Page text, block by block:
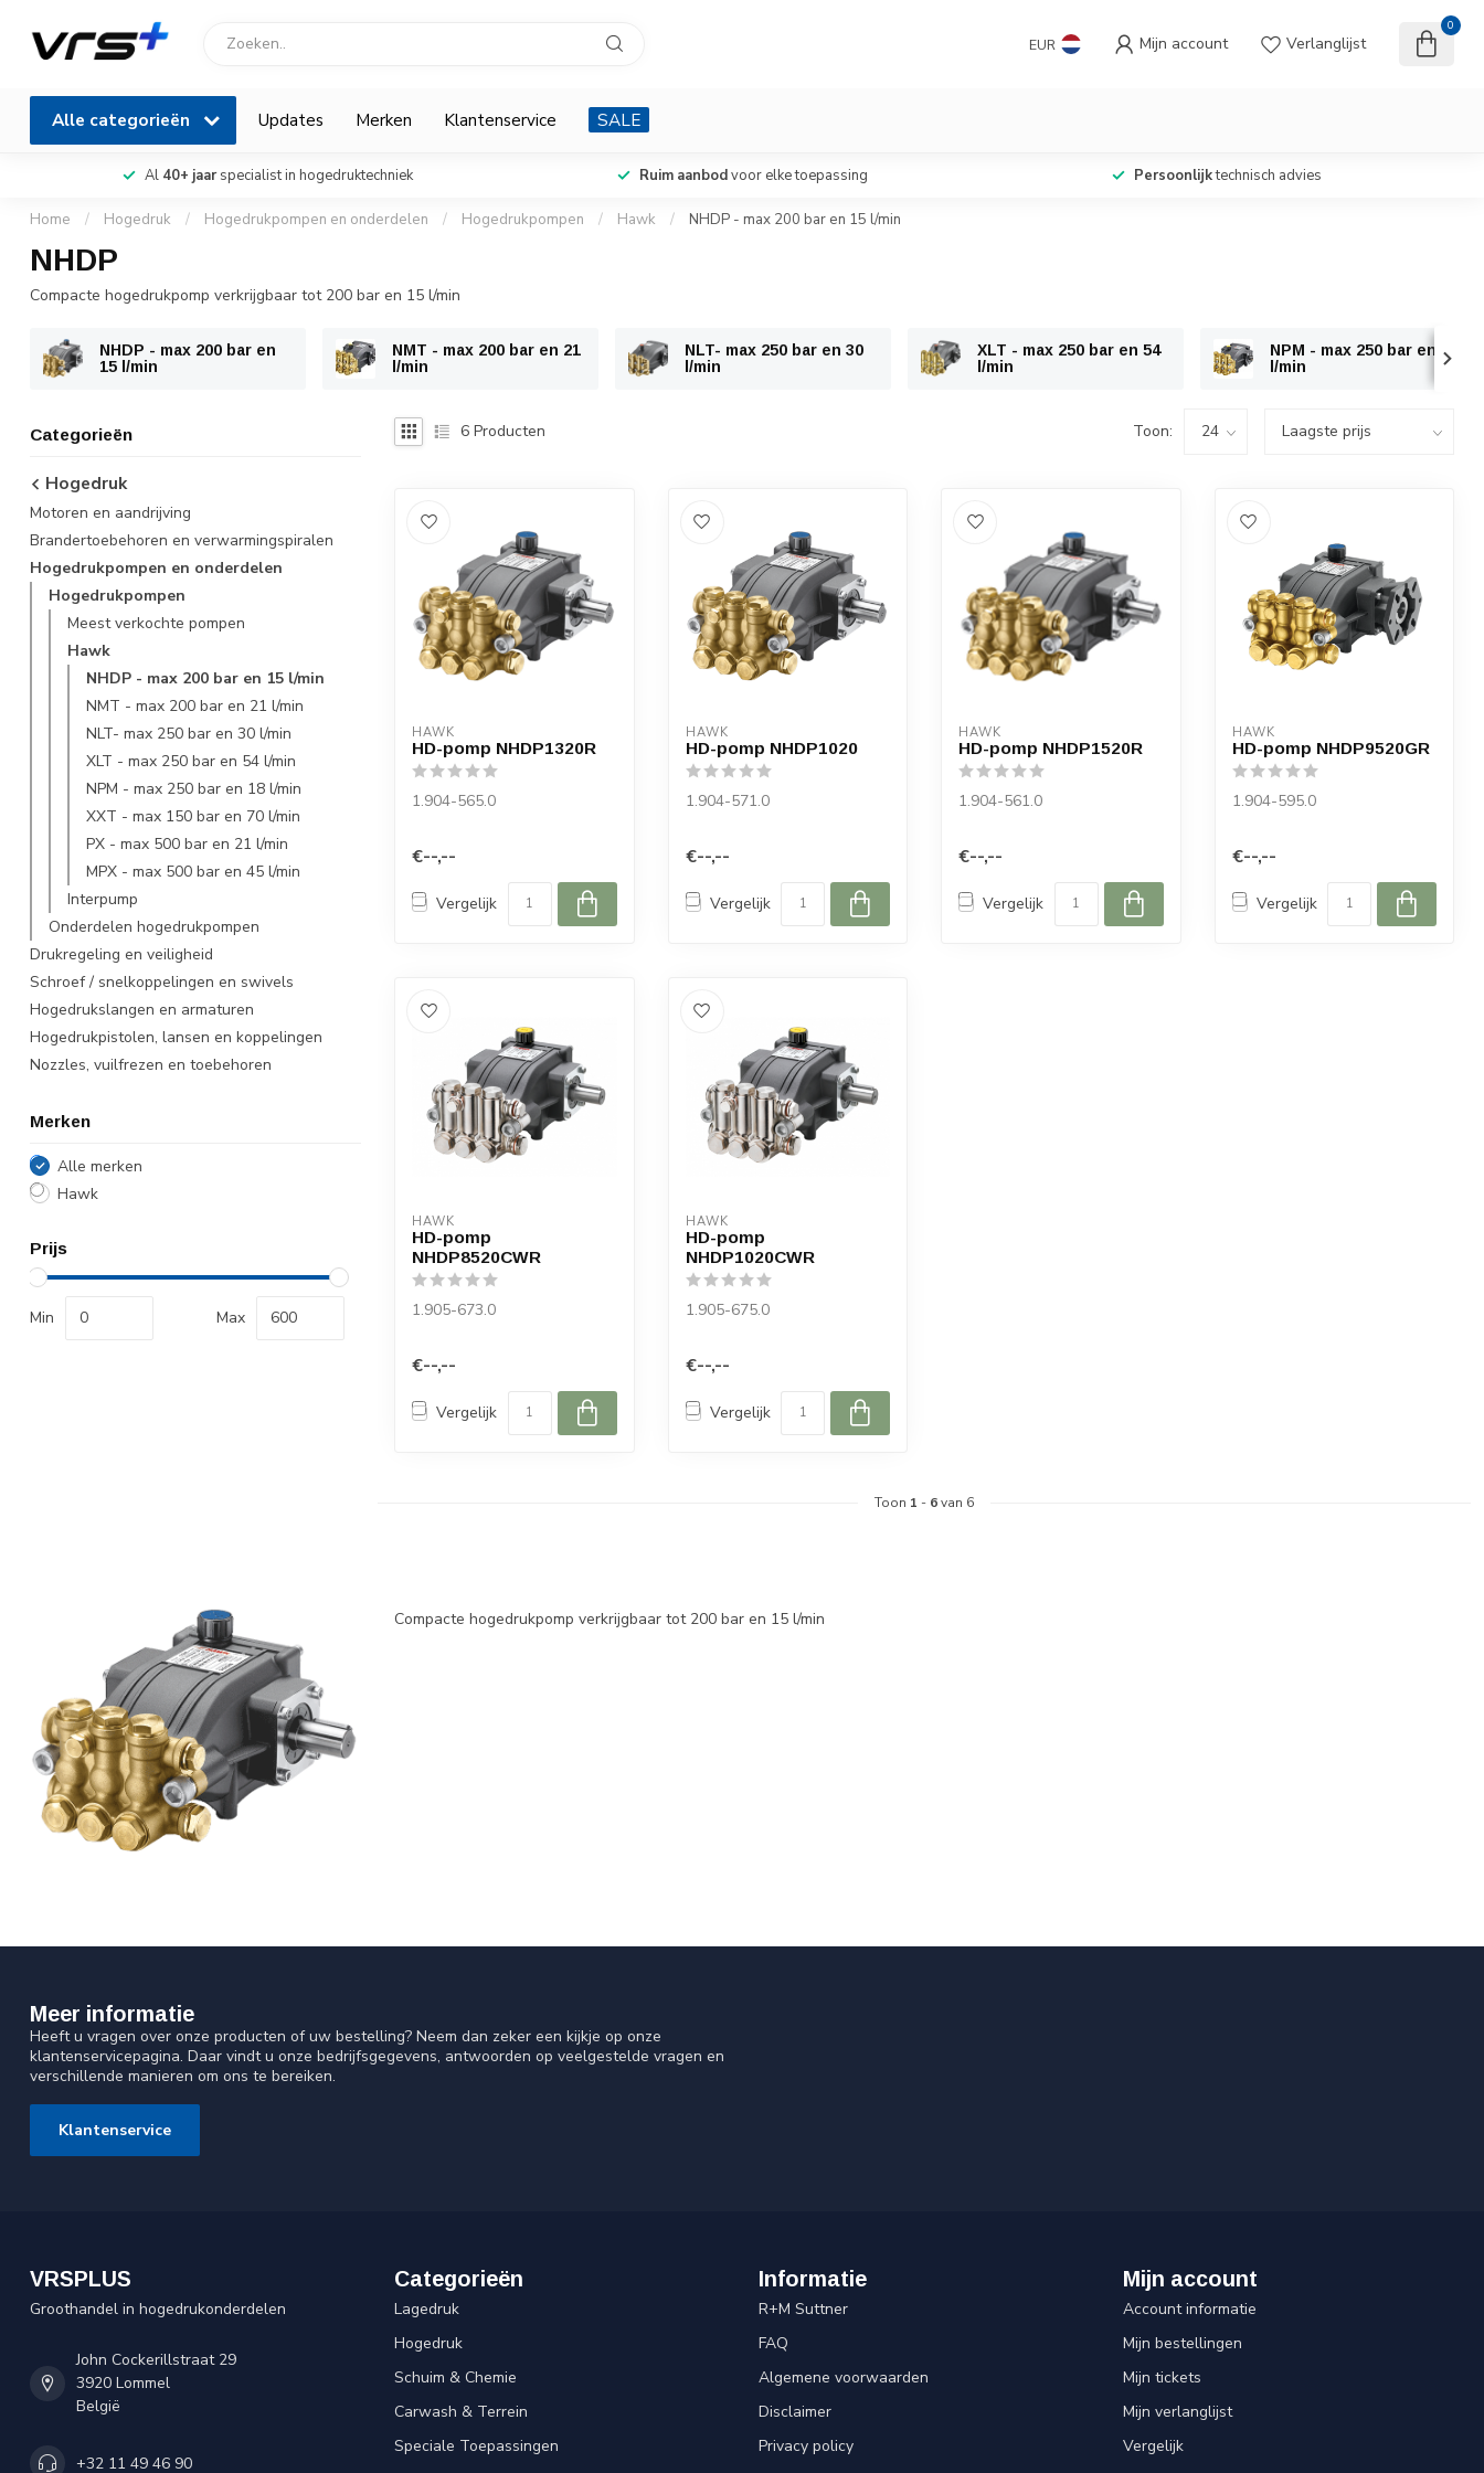
EUR Mijn account Verlanglijst
0
Alle categorieën Updates Merken Klantenservice SALE
Al 40+ jaarspecialist in hogedruktechniek Ruim aanbodvoor elke toepassing Persoonlijktechnisch advies
Home / Hogedruk / Hogedrukpompen en onderdelen / Hogedrukpompen / Hawk / NHDP - max 200 bar en 15 l/min
NHDP
Compacte hogedrukpomp verkrijgbaar tot 200 bar en 15 l/min
NHDP - max 200 bar en
15 l/min
NMT - max 200 bar en 21
l/min
NLT- max 250 bar en 30
l/min
XLT - max 250 bar en 54
l/min
NPM - max 250 bar en 18
l/min
Categorieën
Hogedruk
Motoren en aandrijving
Brandertoebehoren en verwarmingspiralen
Hogedrukpompen en onderdelen
Hogedrukpompen
Meest verkochte pompen
Hawk
NHDP - max 200 bar en 15 l/min
NMT - max 200 bar en 21 l/min
NLT- max 250 bar en 30 l/min
XLT - max 250 bar en 54 l/min
NPM - max 250 bar en 18 l/min
XXT - max 150 bar en 70 l/min
PX - max 500 bar en 21 l/min
MPX - max 500 bar en 45 l/min
Interpump
Onderdelen hogedrukpompen
Drukregeling en veiligheid
Schroef / snelkoppelingen en swivels
Hogedrukslangen en armaturen
Hogedrukpistolen, lansen en koppelingen
Nozzles, vuilfrezen en toebehoren
Merken
Alle merken
Hawk
Prijs
Min Max
6 Producten Toon:
HAWK
HD-pomp NHDP1320R
1.904-565.0
€--,--
Vergelijk
HAWK
HD-pomp NHDP1020
1.904-571.0
€--,--
Vergelijk
HAWK
HD-pomp NHDP1520R
1.904-561.0
€--,--
Vergelijk
HAWK
HD-pomp NHDP9520GR
1.904-595.0
€--,--
Vergelijk
HAWK
HD-pomp
NHDP8520CWR
1.905-673.0
€--,--
Vergelijk
HAWK
HD-pomp
NHDP1020CWR
1.905-675.0
€--,--
Vergelijk
Toon 1 - 6van 6
Compacte hogedrukpomp verkrijgbaar tot 200 bar en 15 l/min
Meer informatie
Heeft u vragen over onze producten of uw bestelling? Neem dan zeker een kijkje op onze
klantenservicepagina. Daar vindt u onze bedrijfsgegevens, antwoorden op veelgestelde vragen en
verschillende manieren om ons te bereiken.
Klantenservice
VRSPLUS
Groothandel in hogedrukonderdelen
John Cockerillstraat 29
3920 Lommel
België
+32 11 49 46 90
Categorieën
Lagedruk
Hogedruk
Schuim & Chemie
Carwash & Terrein
Speciale Toepassingen
Informatie
R+M Suttner
FAQ
Algemene voorwaarden
Disclaimer
Privacy policy
Mijn account
Account informatie
Mijn bestellingen
Mijn tickets
Mijn verlanglijst
Vergelijk